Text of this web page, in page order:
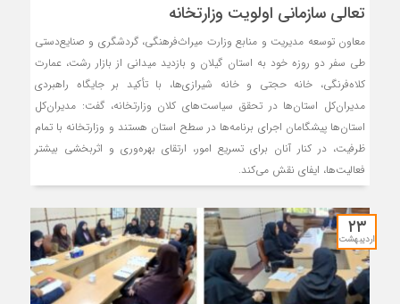
تعالی سازمانی اولویت وزارتخانه
معاون توسعه مدیریت و منابع وزارت میراث‌فرهنگی، گردشگری و صنایع‌دستی
طی سفر دو روزه خود به استان گیلان و بازدید میدانی از بازار رشت، عمارت
کلاه‌فرنگی، خانه حجتی و خانه شیرازی‌ها، با تأکید بر جایگاه راهبردی
مدیران‌کل استان‌ها در تحقق سیاست‌های کلان وزارتخانه، گفت: مدیران‌کل
استان‌ها پیشگامان اجرای برنامه‌ها در سطح استان هستند و وزارتخانه با تمام
ظرفیت، در کنار آنان برای تسریع امور، ارتقای بهره‌وری و اثربخشی بیشتر
فعالیت‌ها، ایفای نقش می‌کند.
۲۳
اردیبهشت